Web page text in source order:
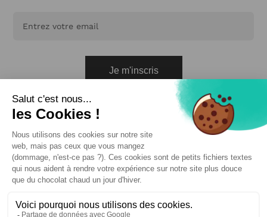
Je m'inscris
En vous abonnant, vous acceptez de recevoir nos emails.
Vous pouvez vous désabonner à tout moment.
Cliquez ici pour en savoir plus.
PRODUITS